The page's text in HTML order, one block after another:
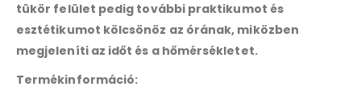
tükör felület pedig további praktikumot és
esztétikumot kölcsönöz az órának, miközben
megjeleníti az időt és a hőmérsékletet.
Termékinformáció: